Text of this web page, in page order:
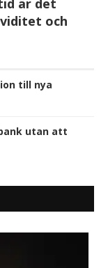
är det
och
till nya
utan att